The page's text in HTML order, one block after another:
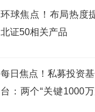
环球焦点！布局热度
北证50相关产品
每日焦点！私募投资
台：两个“关键1000